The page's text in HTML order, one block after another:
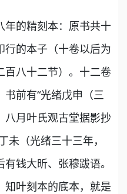
的精刻本：原书共十
行的本子（十卷以后为
百八十二节）。十二卷
前有“光绪戊申（三
八月叶氏观古堂据影抄
未（光绪三十三年，
钱大昕、张穆跋语。
知叶刻本的底本，就是